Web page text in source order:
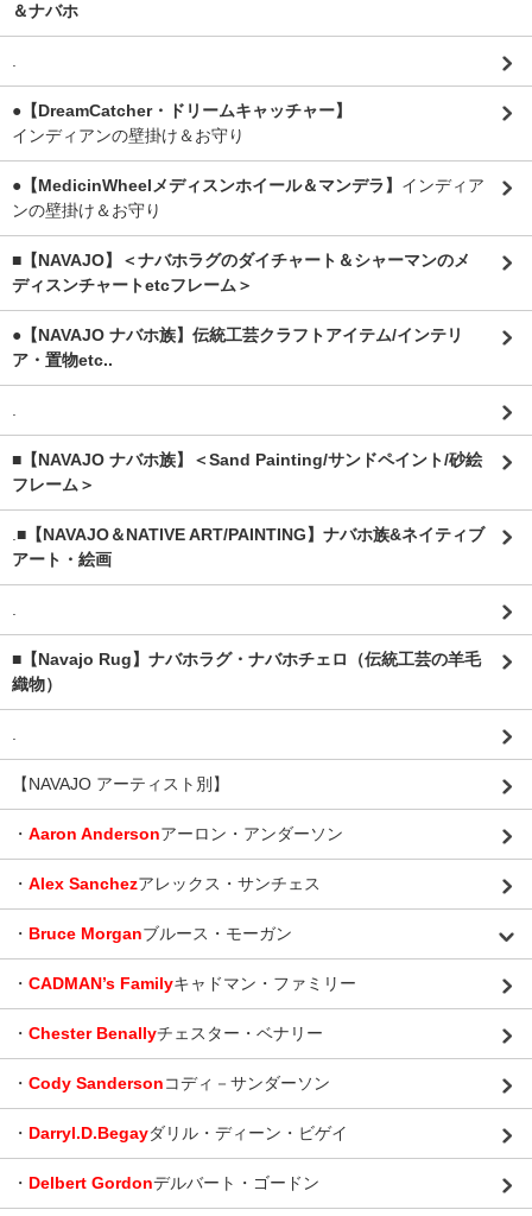
＆ナバホ
.
●【DreamCatcher・ドリームキャッチャー】
インディアンの壁掛け＆お守り
●【MedicinWheelメディスンホイール＆マンデラ】 インディア
ンの壁掛け＆お守り
■【NAVAJO】＜ナバホラグのダイチャート＆シャーマンのメ
ディスンチャートetcフレーム＞
●【NAVAJO ナバホ族】伝統工芸クラフトアイテム/インテリ
ア・置物etc..
.
■【NAVAJO ナバホ族】＜Sand Painting/サンドペイント/砂絵
フレーム＞
.■【NAVAJO＆NATIVE ART/PAINTING】ナバホ族&ネイティブ
アート・絵画
.
■【Navajo Rug】ナバホラグ・ナバホチェロ（伝統工芸の羊毛
織物）
.
【NAVAJO アーティスト別】
・ Aaron Andersonアーロン・アンダーソン
・ Alex Sanchezアレックス・サンチェス
・ Bruce Morganブルース・モーガン
・ CADMAN’s Familyキャドマン・ファミリー
・ Chester Benallyチェスター・ベナリー
・ Cody Sandersonコディ－サンダーソン
・ Darryl.D.Begayダリル・ディーン・ビゲイ
・ Delbert Gordonデルバート・ゴードン